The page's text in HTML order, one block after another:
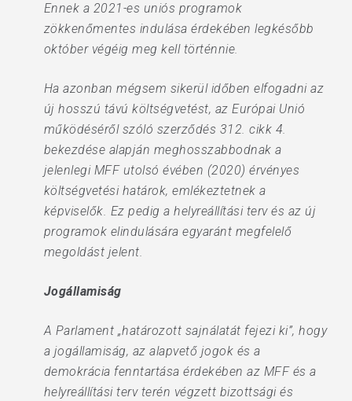
Ennek a 2021-es uniós programok
zökkenőmentes indulása érdekében legkésőbb
október végéig meg kell történnie.
Ha azonban mégsem sikerül időben elfogadni az
új hosszú távú költségvetést, az Európai Unió
működéséről szóló szerződés 312. cikk 4.
bekezdése alapján meghosszabbodnak a
jelenlegi MFF utolsó évében (2020) érvényes
költségvetési határok, emlékeztetnek a
képviselők. Ez pedig a helyreállítási terv és az új
programok elindulására egyaránt megfelelő
megoldást jelent.
Jogállamiság
A Parlament „határozott sajnálatát fejezi ki”, hogy
a jogállamiság, az alapvető jogok és a
demokrácia fenntartása érdekében az MFF és a
helyreállítási terv terén végzett bizottsági és